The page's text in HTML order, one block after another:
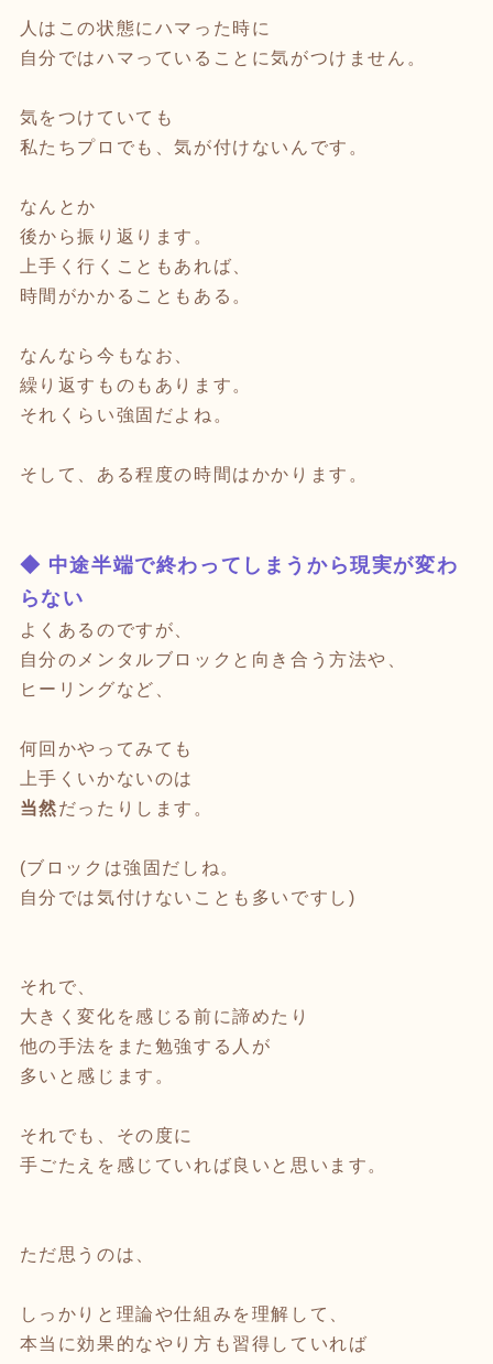
人はこの状態にハマった時に
自分ではハマっていることに気がつけません。
気をつけていても
私たちプロでも、気が付けないんです。
なんとか
後から振り返ります。
上手く行くこともあれば、
時間がかかることもある。
なんなら今もなお、
繰り返すものもあります。
それくらい強固だよね。
そして、ある程度の時間はかかります。
◆ 中途半端で終わってしまうから現実が変わ
らない
よくあるのですが、
自分のメンタルブロックと向き合う方法や、
ヒーリングなど、
何回かやってみても
上手くいかないのは
当然だったりします。
(ブロックは強固だしね。
自分では気付けないことも多いですし)
それで、
大きく変化を感じる前に諦めたり
他の手法をまた勉強する人が
多いと感じます。
それでも、その度に
手ごたえを感じていれば良いと思います。
ただ思うのは、
しっかりと理論や仕組みを理解して、
本当に効果的なやり方も習得していれば